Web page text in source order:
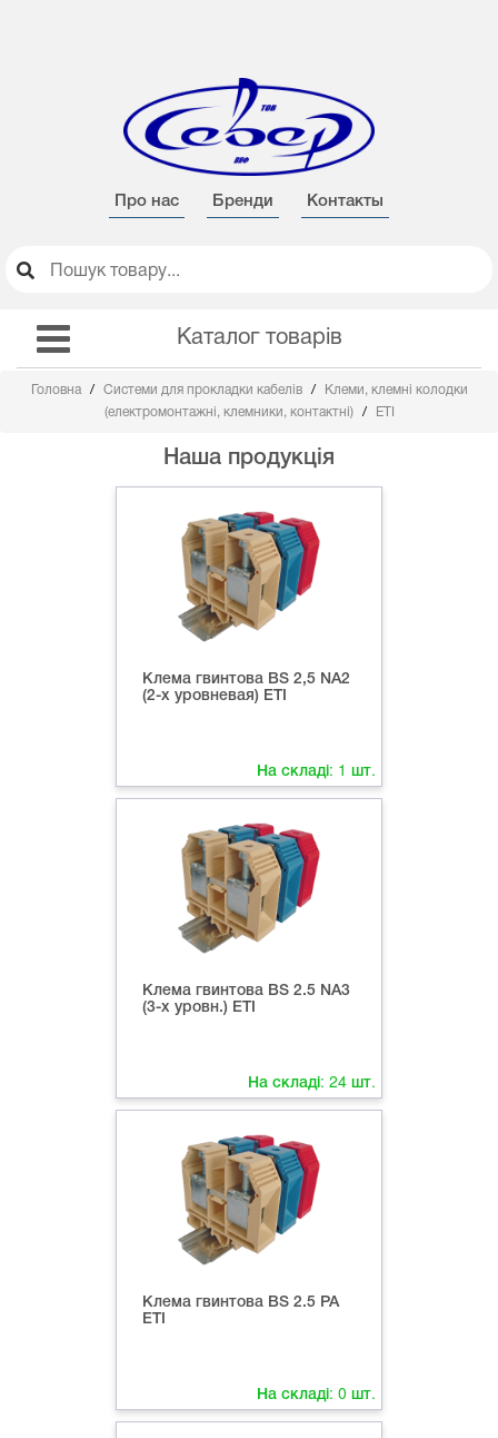
Про нас Бренди Контакты
Каталог товарів
Головна Системи для прокладки кабелів
Клеми, клемні колодки
(електромонтажні, клемники, контактні)
ETI
Наша продукція
Клема гвинтова ВS 2,5 NA2
(2-х уровневая) ETI
На складі: 1 шт.
Клема гвинтова ВS 2.5 NA3
(3-х уровн.) ETI
На складі: 24 шт.
Клема гвинтова ВS 2.5 PA
ETI
На складі: 0 шт.